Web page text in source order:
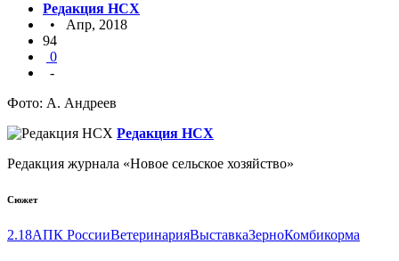
Редакция НСХ
• Апр, 2018
94
0
-
Фото: А. Андреев
Редакция НСХ
Редакция журнала «Новое сельское хозяйство»
Сюжет
2.18АПК РоссииВетеринарияВыставкаЗерноКомбикорма